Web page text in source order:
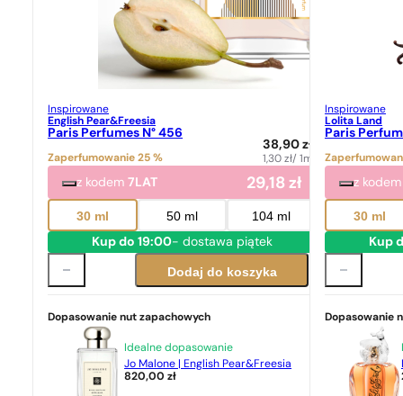
Inspirowane
English Pear&Freesia
Paris Perfumes N° 456
Zaperfumowanie 25 %
38,90zł
1,30zł/ 1ml
z kodem7LAT 29,18zł
30 ml 50 ml 104 ml
Kup do 19:00- dostawa piątek
Dodaj do koszyka
Dopasowanie nut zapachowych
Idealne dopasowanie
Jo Malone | English Pear&Freesia
820,00zł
Inspirowane
Lolita Land
Paris
z
30 ml
Kup
Dopasowanie